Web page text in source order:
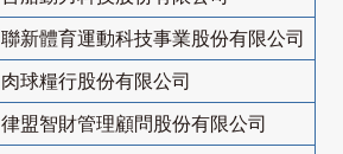
聯新體育運動科技事業股份有限公司
肉球糧行股份有限公司
律盟智財管理顧問股份有限公司